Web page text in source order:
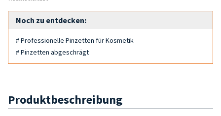
Noch zu entdecken:
# Professionelle Pinzetten für Kosmetik
# Pinzetten abgeschrägt
Produktbeschreibung